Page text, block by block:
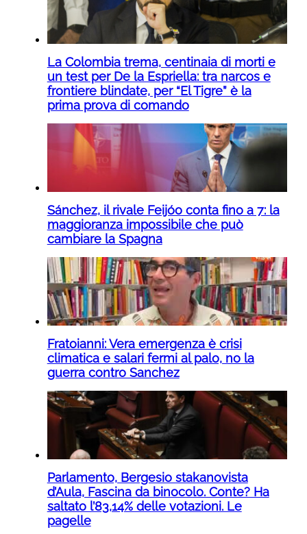
La Colombia trema, centinaia di morti e
un test per De la Espriella: tra narcos e
frontiere blindate, per “El Tigre” è la
prima prova di comando
Sánchez, il rivale Feijóo conta fino a 7: la
maggioranza impossibile che può
cambiare la Spagna
Fratoianni: Vera emergenza è crisi
climatica e salari fermi al palo, no la
guerra contro Sanchez
Parlamento, Bergesio stakanovista
d’Aula, Fascina da binocolo. Conte? Ha
saltato l’83,14% delle votazioni. Le
pagelle